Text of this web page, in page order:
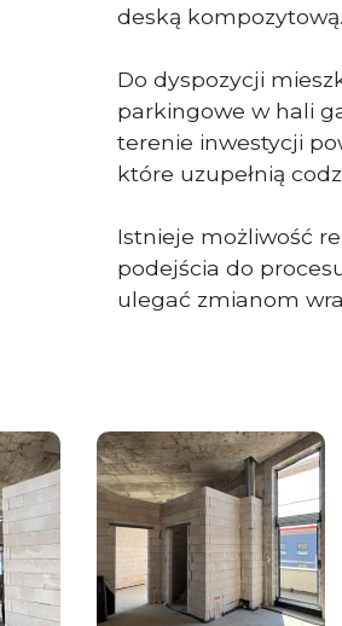
deską kompozytową.
Do dyspozycji
parkingowe w hali
terenie inwestycji
które uzupełnią
Istnieje możliwość
podejścia do
ulegać zmianom